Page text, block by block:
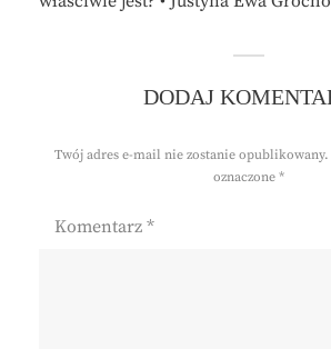
DODAJ
Twój adres e-mail nie zostanie opublikowany.
oznaczone *
Komentarz *